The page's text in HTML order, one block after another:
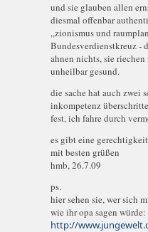
und sie glauben allen
diesmal offenbar
„zionismus und
Bundesverdienstkreuz -
ahnen nichts, sie
unheilbar gesund.
die sache hat auch zwei
inkompetenz
fest, ich fahre durch
es gibt eine
mit besten grüßen
hmb, 26.7.09
ps.
hier sehen sie, wer sich
wie ihr opa sagen
http://